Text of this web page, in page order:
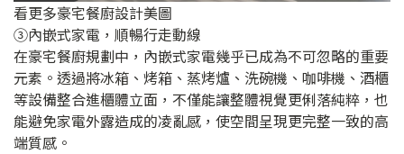
看更多豪宅餐廚設計美圖
③內嵌式家電，順暢行走動線
在豪宅餐廚規劃中，內嵌式家電幾乎已成為不可忽略的重要
元素。透過將冰箱、烤箱、蒸烤爐、洗碗機、咖啡機、酒櫃
等設備整合進櫃體立面，不僅能讓整體視覺更俐落純粹，也
能避免家電外露造成的凌亂感，使空間呈現更完整一致的高
端質感。